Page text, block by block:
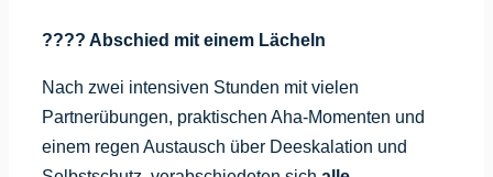
???? Abschied mit einem Lächeln
Nach zwei intensiven Stunden mit vielen
Partnerübungen, praktischen Aha-Momenten und
einem regen Austausch über Deeskalation und